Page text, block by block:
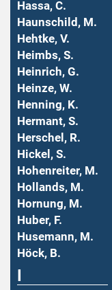
Hassa, C.
Haunschild, M.
Hehtke, V.
Heimbs, S.
Heinrich, G.
Heinze, W.
Henning, K.
Hermant, S.
Herschel, R.
Hickel, S.
Hohenreiter, M.
Hollands, M.
Hornung, M.
Huber, F.
Husemann, M.
Höck, B.